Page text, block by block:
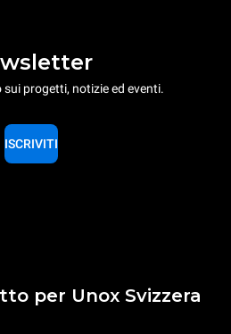
progetti, notizie ed eventi.
ISCRIVITI
per Unox Svizzera